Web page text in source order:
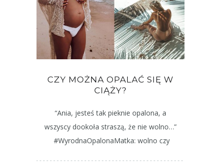
CZY MOŻNA OPALAĆ SIĘ W
CIĄŻY?
“Ania, jesteś tak pieknie opalona, a
wszyscy dookoła straszą, że nie wolno…”
#WyrodnaOpalonaMatka: wolno czy